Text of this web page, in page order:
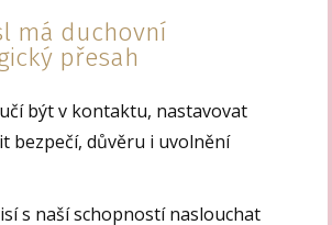
má duchovní
přesah
být v kontaktu, nastavovat
bezpečí, důvěru i uvolnění
s naší schopností naslouchat